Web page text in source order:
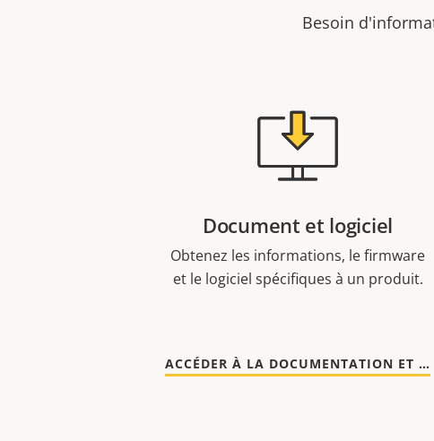
Besoin
Document et logiciel
Obtenez les informations, le firmware
et le logiciel spécifiques à un produit.
ACCÉDER À LA DOCUMENTATION ET AUX LOGICIELS